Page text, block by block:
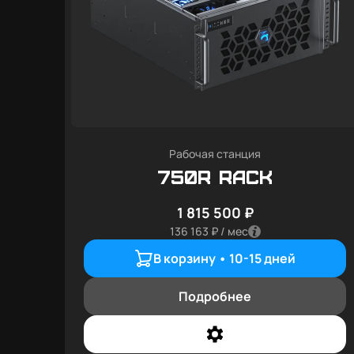
Рабочая станция
750R RACK
1 815 500 ₽
136 163 ₽ / мес
В корзину • 10-15 дней
Подробнее